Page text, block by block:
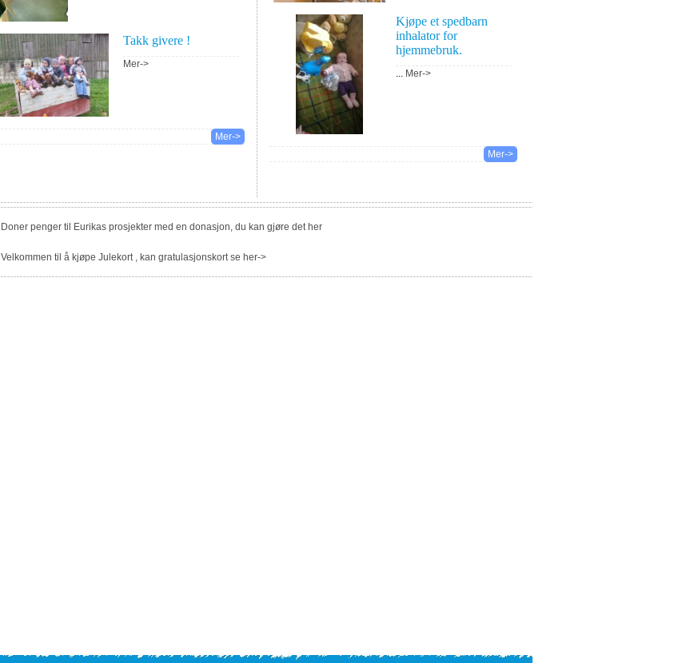
Takk givere !
Mer->
Mer->
Kjøpe et spedbarn
inhalator for
hjemmebruk.
Mer->
Mer->
Doner penger til Eurikas prosjekter med en donasjon, du kan gjøre det her
Velkommen til å kjøpe Julekort , kan gratulasjonskort se her->